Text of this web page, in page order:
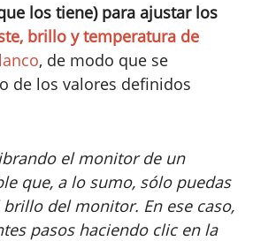
los tiene) para ajustar los
brillo y temperatura de
, de modo que se
de los valores definidos
el monitor de un
que, a lo sumo, sólo puedas
del monitor. En ese caso,
pasos haciendo clic en la